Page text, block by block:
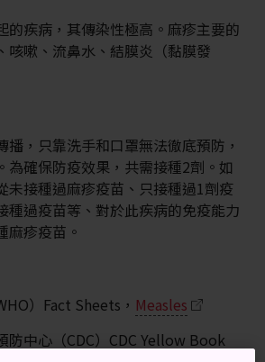
的疾病，其傳染性極高。麻疹主要的
咳嗽、流鼻水、結膜炎（黏膜發
播，只靠洗手和口罩無法徹底預防，
為確保防疫效果，共需接種2劑。如
未接種過麻疹疫苗、只接種過1劑疫
種過疫苗等、對於此疾病的免疫能力
麻疹疫苗。
）Fact Sheets， Measles
中心（CDC）CDC Yellow Book